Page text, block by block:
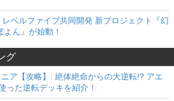
ベルファイブ共同開発 新プロジェクト『幻
ん』が始動！
グ
ニア【攻略】: 絶体絶命からの大逆転!? アエ
った逆転デッキを紹介！